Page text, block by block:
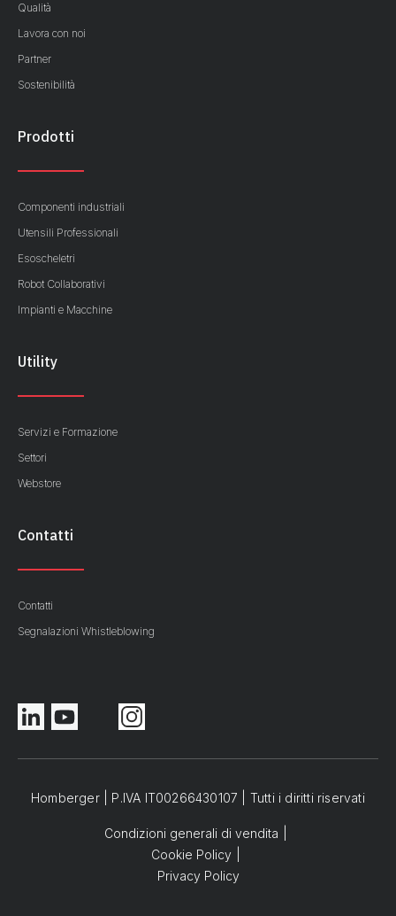
Qualità
Lavora con noi
Partner
Sostenibilità
Prodotti
Componenti industriali
Utensili Professionali
Esoscheletri
Robot Collaborativi
Impianti e Macchine
Utility
Servizi e Formazione
Settori
Webstore
Contatti
Contatti
Segnalazioni Whistleblowing
Homberger | P.IVA IT00266430107 | Tutti i diritti riservati
Condizioni generali di vendita
Cookie Policy
Privacy Policy